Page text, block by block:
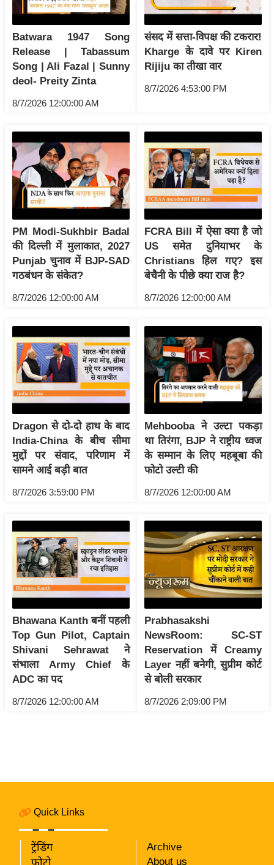
र्म
ज्यो
ति
ष
प्र
भु
हि
मा
/
ध
र्म
स्थ
ल
व्र
त
त्यो
हा
रा
शि
फ
ल
वि
ष
वि
श्ले
ष
ण
डिं
ग
u
c
k
L
n
s
चु
ना
Batwara 1947 Song
Release | Tabassum
Song | Ali Fazal | Sunny
deol- Preity Zinta
8/7/2026 12:00:00 AM
संसद में सत्ता-विपक्ष की टकरार!
Kharge के दावे पर Kiren
Rijiju का तीखा वार
8/7/2026 4:53:00 PM
PM Modi-Sukhbir Badal
की दिल्ली में मुलाकात, 2027
Punjab चुनाव में BJP-SAD
गठबंधन के संकेत?
8/7/2026 12:00:00 AM
FCRA Bill में ऐसा क्या है जो
US समेत दुनियाभर के
Christians हिल गए? इस
बेचैनी के पीछे क्या राज है?
8/7/2026 12:00:00 AM
Dragon से दो-दो हाथ के बाद
India-China के बीच सीमा
मुद्दों पर संवाद, परिणाम में
सामने आई बड़ी बात
8/7/2026 3:59:00 PM
Mehbooba ने उल्टा पकड़ा
था तिरंगा, BJP ने राष्ट्रीय ध्वज
के सम्मान के लिए महबूबा की
फोटो उल्टी की
8/7/2026 12:00:00 AM
Bhawana Kanth बनीं पहली
Top Gun Pilot, Captain
Shivani Sehrawat ने
संभाला Army Chief के
ADC का पद
8/7/2026 12:00:00 AM
Prabhasakshi
NewsRoom: SC-ST
Reservation में Creamy
Layer नहीं बनेगी, सुप्रीम कोर्ट
से बोली सरकार
8/7/2026 2:09:00 PM
Quick Links
ट्रेंडिंग
फोटो
Archive
About us